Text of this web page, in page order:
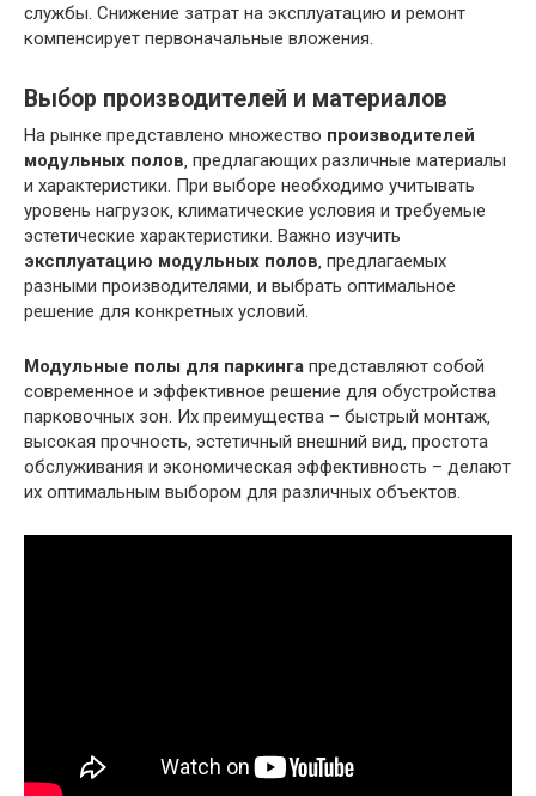
службы. Снижение затрат на эксплуатацию и ремонт
компенсирует первоначальные вложения.
Выбор производителей и материалов
На рынке представлено множество производителей
модульных полов‚ предлагающих различные материалы
и характеристики. При выборе необходимо учитывать
уровень нагрузок‚ климатические условия и требуемые
эстетические характеристики. Важно изучить
эксплуатацию модульных полов‚ предлагаемых
разными производителями‚ и выбрать оптимальное
решение для конкретных условий.
Модульные полы для паркинга представляют собой
современное и эффективное решение для обустройства
парковочных зон. Их преимущества – быстрый монтаж‚
высокая прочность‚ эстетичный внешний вид‚ простота
обслуживания и экономическая эффективность – делают
их оптимальным выбором для различных объектов.